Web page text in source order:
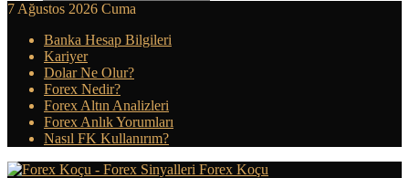
7 Ağustos 2026 Cuma
Banka Hesap Bilgileri
Kariyer
Dolar Ne Olur?
Forex Nedir?
Forex Altın Analizleri
Forex Anlık Yorumları
Nasıl FK Kullanırım?
Forex Koçu